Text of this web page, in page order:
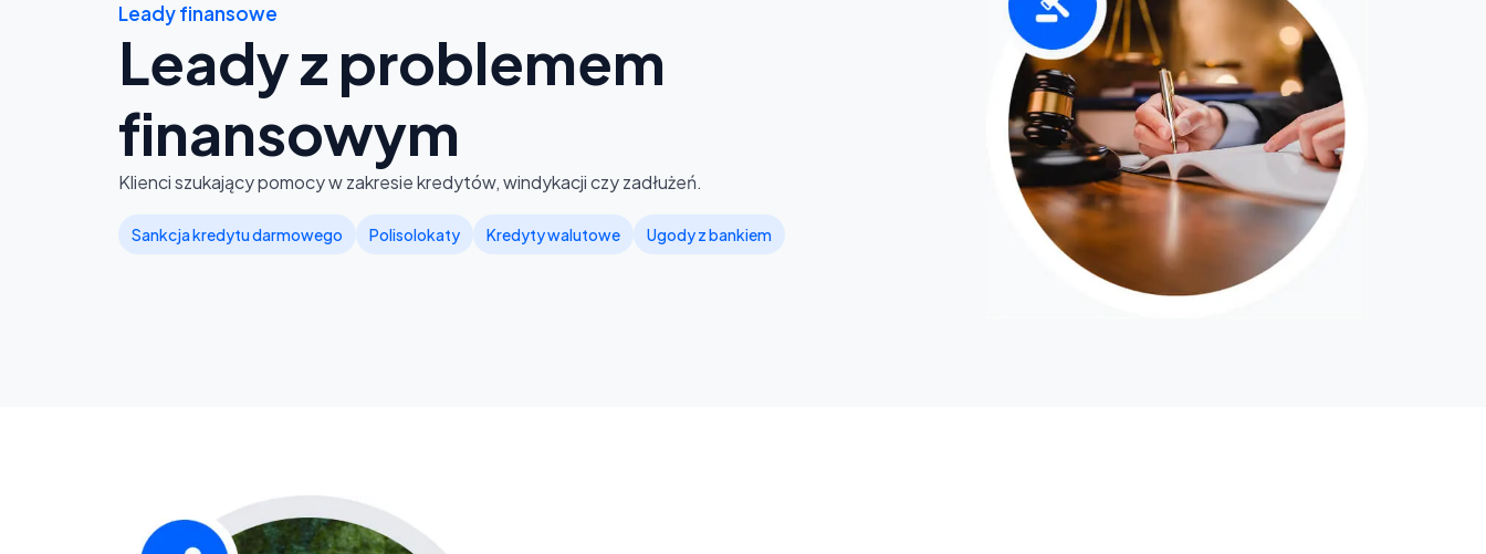
Leady finansowe
Leady zproblemem
finansowym
Klienci szukający pomocy w zakresie kredytów, windykacji czy zadłużeń.
Sankcja kredytu darmowego Polisolokaty Kredyty walutowe Ugody z bankiem